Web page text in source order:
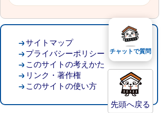
先頭へ戻る
サイトマップ
プライバシーポリシー
このサイトの考えかた
リンク・著作権
このサイトの使い方
チャットで質問